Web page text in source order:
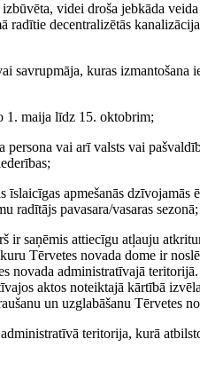
videi droša jebkāda
radītie decentralizētās
savrupmāja, kuras izmantošana
1. maija līdz 15. oktobrim;
vai arī valsts vai
īslaicīgas apmešanās
radītājs pavasara/vasaras sezonā;
ir saņēmis attiecīgu atļauju
Tērvetes novada dome ir
novada administratīvajā
aktos noteiktajā kārtībā
un uzglabāšanu Tērvetes
teritorija, kurā